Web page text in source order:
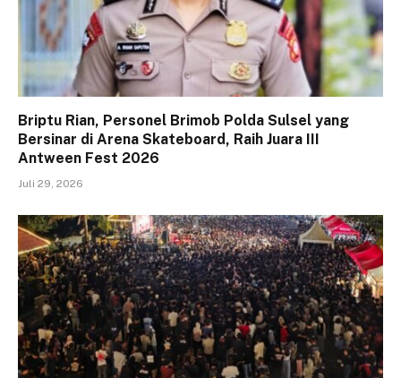
Briptu Rian, Personel Brimob Polda Sulsel yang
Bersinar di Arena Skateboard, Raih Juara III
Antween Fest 2026
Juli 29, 2026